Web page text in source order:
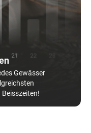
Gewässer